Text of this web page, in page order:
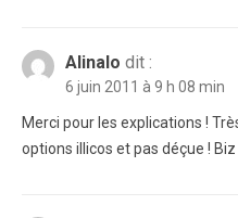
Alinalo dit :
6 juin 2011 à 9 h 08 min
Merci pour les explications !
options illicos et pas déçue ! Biz